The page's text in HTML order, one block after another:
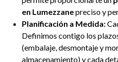
en Lumezzanepreciso y
Planificación a Medida:
Definimos contigo los
(embalaje, desmontaje y
almacenamiento) y cada